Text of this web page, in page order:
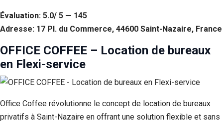
Évaluation: 5.0/ 5 — 145
Adresse: 17 Pl. du Commerce, 44600 Saint-Nazaire, France
OFFICE COFFEE – Location de bureaux
en Flexi-service
Office Coffee révolutionne le concept de location de bureaux
privatifs à Saint-Nazaire en offrant une solution flexible et sans